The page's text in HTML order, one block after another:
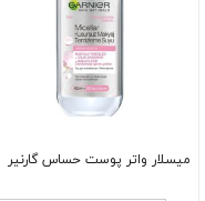
میسلار واتر پوست حساس گارنیر